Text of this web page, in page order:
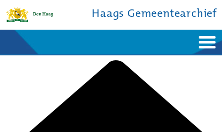
Haags Gemeentearchief
Bronnen en collecties